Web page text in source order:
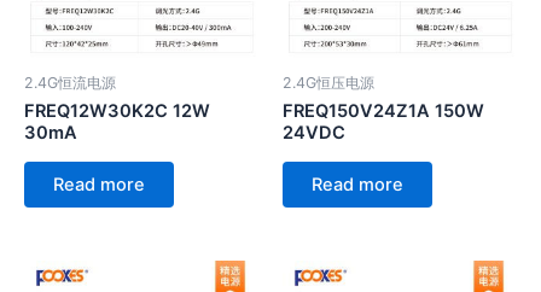
2.4G恒流电源
FREQ12W30K2C 12W
30mA
Read more
2.4G恒压电源
FREQ150V24Z1A 150W
24VDC
Read more